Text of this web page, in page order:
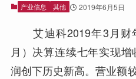
产业信息 其他 2019年6月5日
艾迪科2019年3月财
月）决算连续七年实现
润创下历史新高。营业额